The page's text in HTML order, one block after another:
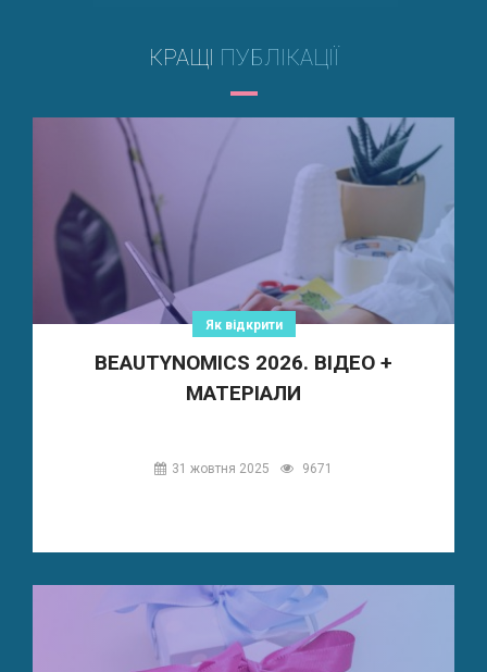
КРАЩІ ПУБЛІКАЦІЇ
Як відкрити
BEAUTYNOMICS 2026. ВІДЕО +
МАТЕРІАЛИ
31 жовтня 2025 9671